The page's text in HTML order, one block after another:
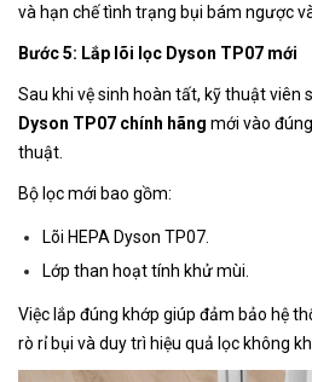
và hạn chế tình trạng bụi bám ngược
Bước 5: Lắp lõi lọc Dyson TP07 mới
Sau khi vệ sinh hoàn tất, kỹ thuật viên
Dyson TP07 chính hãng mới vào
thuật.
Bộ lọc mới bao gồm:
Lõi HEPA Dyson TP07.
Lớp than hoạt tính khử mùi.
Việc lắp đúng khớp giúp đảm bảo hệ
rò rỉ bụi và duy trì hiệu quả lọc không